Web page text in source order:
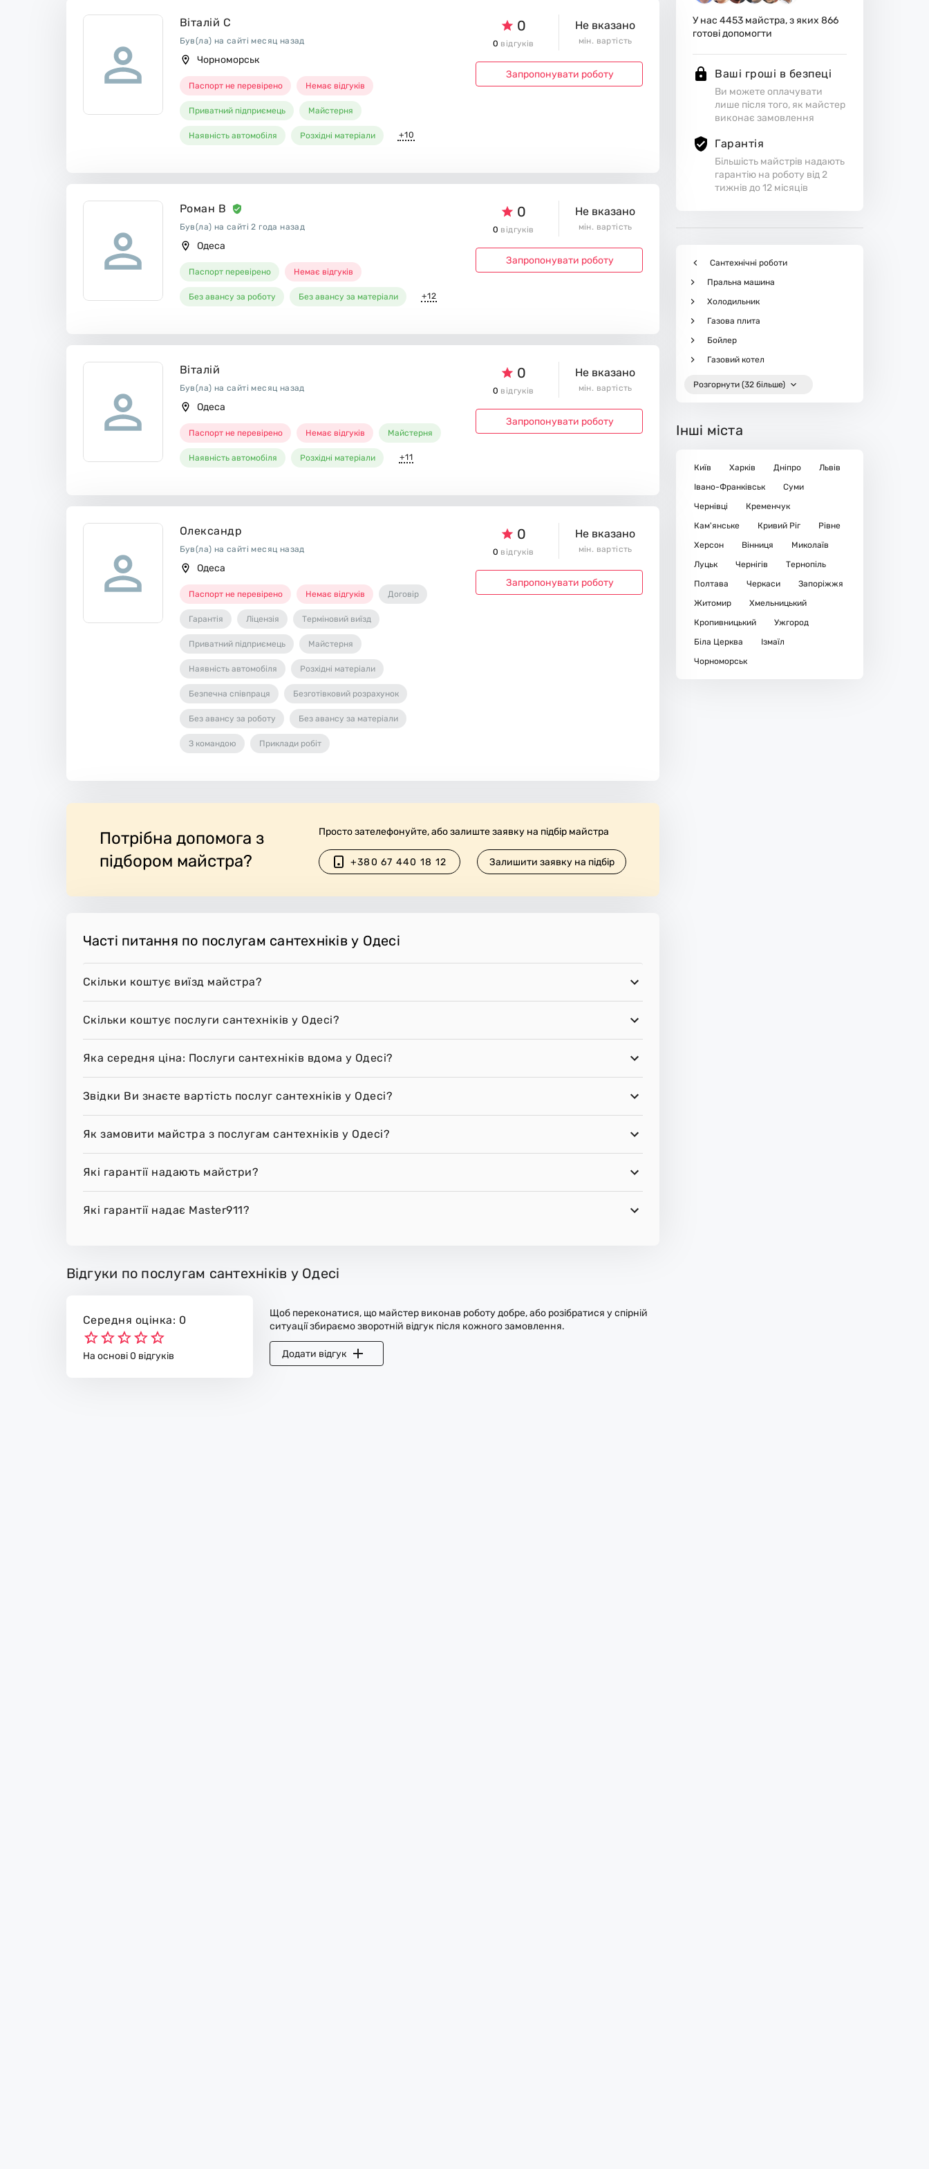
У нас4453 майстра, з яких866
готові допомогти
Ваші гроші в безпеці
Ви можете оплачувати
лише після того, як майстер
виконає замовлення
Гарантія
Більшість майстрів надають
гарантію на роботу від 2
тижнів до 12 місяців
Сантехнічні роботи
Пральна машина
Холодильник
Газова плита
Бойлер
Газовий котел
Розгорнути (32 більше)
Інші міста
Київ Харків Дніпро
Львів
Івано-Франківськ
Суми
Чернівці
Кременчук
Кам'янське
Кривий Ріг
Рівне
Херсон
Вінниця
Миколаїв
Луцьк
Чернігів
Тернопіль
Полтава
Черкаси
Запоріжжя
Житомир
Хмельницький
Кропивницький
Ужгород
Біла Церква
Ізмаїл
Чорноморськ
Віталій С
Був(ла) на сайті месяц назад
Чорноморськ
Паспорт не перевірено Немає відгуків
Приватний підприємець Майстерня
Наявність автомобіля Розхідні матеріали +10
0
0 відгуків
Не вказано
мін. вартість
Запропонувати роботу
Роман В
Був(ла) на сайті 2 года назад
Одеса
Паспорт перевірено Немає відгуків
Без авансу за роботу Без авансу за матеріали +12
0
0 відгуків
Не вказано
мін. вартість
Запропонувати роботу
Віталій
Був(ла) на сайті месяц назад
Одеса
Паспорт не перевірено Немає відгуків Майстерня
Наявність автомобіля Розхідні матеріали +11
0
0 відгуків
Не вказано
мін. вартість
Запропонувати роботу
Олександр
Був(ла) на сайті месяц назад
Одеса
Паспорт не перевірено Немає відгуків Договір
Гарантія Ліцензія Терміновий виїзд
Приватний підприємець Майстерня
Наявність автомобіля Розхідні матеріали
Безпечна співпраця Безготівковий розрахунок
Без авансу за роботу Без авансу за матеріали
З командою Приклади робіт
0
0 відгуків
Не вказано
мін. вартість
Запропонувати роботу
Потрібна допомога з
підбором майстра?
Просто зателефонуйте, або залиште заявку на підбір майстра
+380 67 440 18 12 Залишити заявку на підбір
Часті питання по послугам сантехніків у Одесі
Скільки коштує виїзд майстра?
Скільки коштує послуги сантехніків у Одесі?
Яка середня ціна: Послуги сантехніків вдома у Одесі?
Звідки Ви знаєте вартість послуг сантехніків у Одесі?
Як замовити майстра з послугам сантехніків у Одесі?
Які гарантії надають майстри?
Які гарантії надає Master911?
Відгуки по послугам сантехніків у Одесі
Середня оцінка: 0
На основі 0 відгуків
Щоб переконатися, що майстер виконав роботу добре, або розібратися у спірній
ситуації збираємо зворотній відгук після кожного замовлення.
Додати відгук